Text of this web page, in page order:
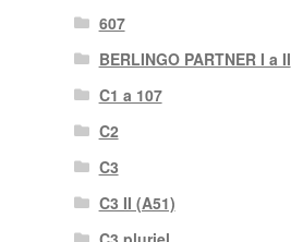
607
BERLINGO PARTNER I a II
C1 a 107
C2
C3
C3 II (A51)